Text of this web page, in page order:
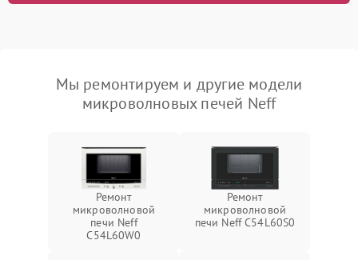
Мы ремонтируем и другие модели
микроволновых печей Neff
Ремонт
микроволновой
печи Neff
C54L60W0
Ремонт
микроволновой
печи Neff C54L60S0